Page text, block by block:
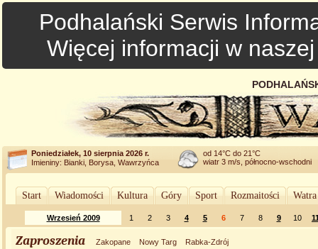
Podhalański Serwis
Więcej informacji w
Poniedziałek, 10 sierpnia 2026 r.
Imieniny: Bianki, Borysa, Wawrzyńca
od 14°C do 21°C
wiatr 3 m/s, północno-wschodni
Start Wiadomości Kultura Góry Sport Rozmaitości
Wrzesień 2009 1 2 3 4 5 6 7 8 9 10
Zaproszenia Zakopane Nowy Targ Rabka-Zdrój